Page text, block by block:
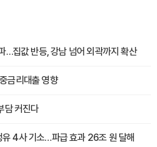
…집값 반등, 강남 넘어 외곽까지 확산
금리대출 영향
담 커진다
유 4사 기소…파급 효과 26조 원 달해